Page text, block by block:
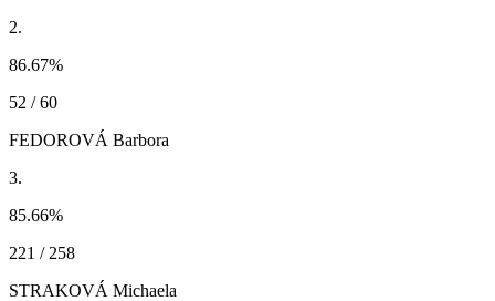
2.
86.67%
52 / 60
FEDOROVÁ Barbora
3.
85.66%
221 / 258
STRAKOVÁ Michaela